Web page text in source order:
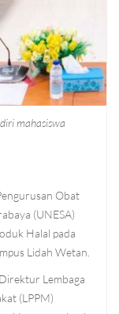
mahasiswa
Obat
(UNESA)
Halal pada
Lidah Wetan.
Lembaga
(LPPM)